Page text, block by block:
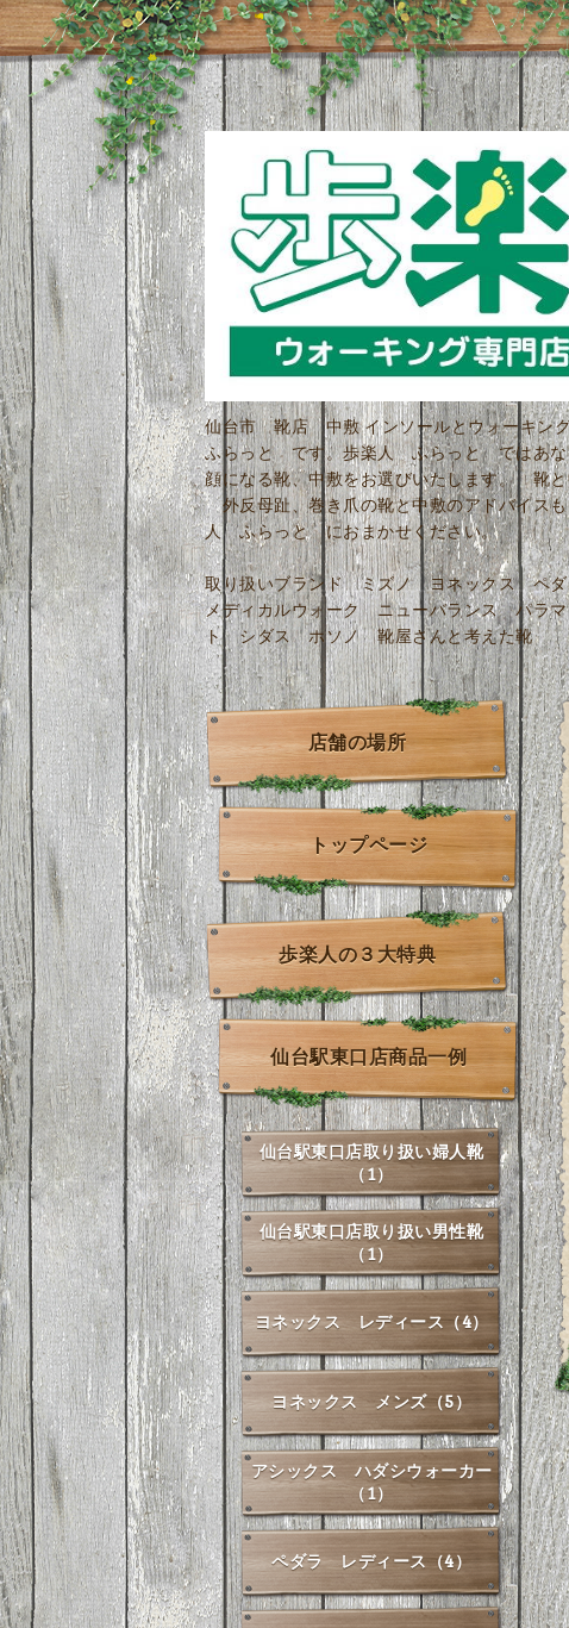
仙台市 靴店 中敷 インソールとウォーキ
ふらっと です。歩楽人 ふらっと ではあな
顔になる靴、中敷をお選びいたします。 靴
外反母趾、巻き爪の靴と中敷のアドバイス
人 ふらっと におまかせください。
取り扱いブランド ミズノ ヨネックス ペ
メディカルウォーク ニューバランス パラ
ト シダス ホソノ 靴屋さんと考えた靴
店舗の場所
トップページ
歩楽人の３大特典
仙台駅東口店商品一例
仙台駅東口店取り扱い婦人靴
（1）
仙台駅東口店取り扱い男性靴
（1）
ヨネックス レディース（4）
ヨネックス メンズ（5）
アシックス ハダシウォーカー
（1）
ペダラ レディース（4）